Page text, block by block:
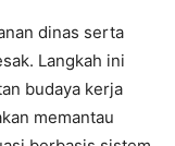
dinas serta
Langkah ini
budaya kerja
memantau